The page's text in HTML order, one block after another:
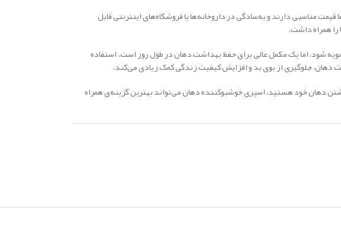
مناسبی دارند و به‌سادگی در داروخانه‌ها یا فروشگاه‌های اینترنتی قابل
همراه داشت.
شود، اما یک مکمل عالی برای حفظ بهداشت دهان در طول روز است. استفاده
دهان، جلوگیری از بوی بد و افزایش کیفیت زندگی کمک زیادی می‌کند.
دهان خود هستید، اسپری خوشبوکننده دهان می‌تواند بهترین گزینه‌ی همراه